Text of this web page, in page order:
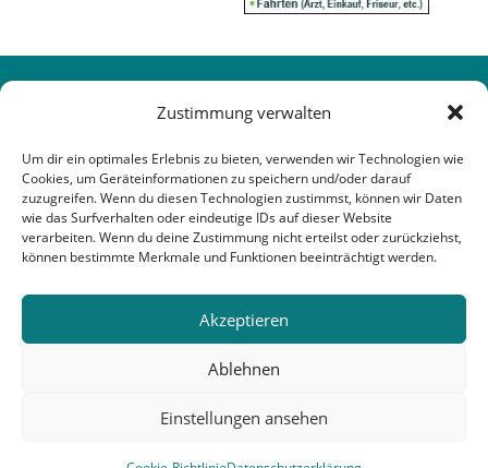
Zustimmung verwalten
Um dir ein optimales Erlebnis zu bieten, verwenden wir Technologien wie
Cookies, um Geräteinformationen zu speichern und/oder darauf
zuzugreifen. Wenn du diesen Technologien zustimmst, können wir Daten
wie das Surfverhalten oder eindeutige IDs auf dieser Website
verarbeiten. Wenn du deine Zustimmung nicht erteilst oder zurückziehst,
können bestimmte Merkmale und Funktionen beeinträchtigt werden.
Akzeptieren
Ablehnen
Einstellungen ansehen